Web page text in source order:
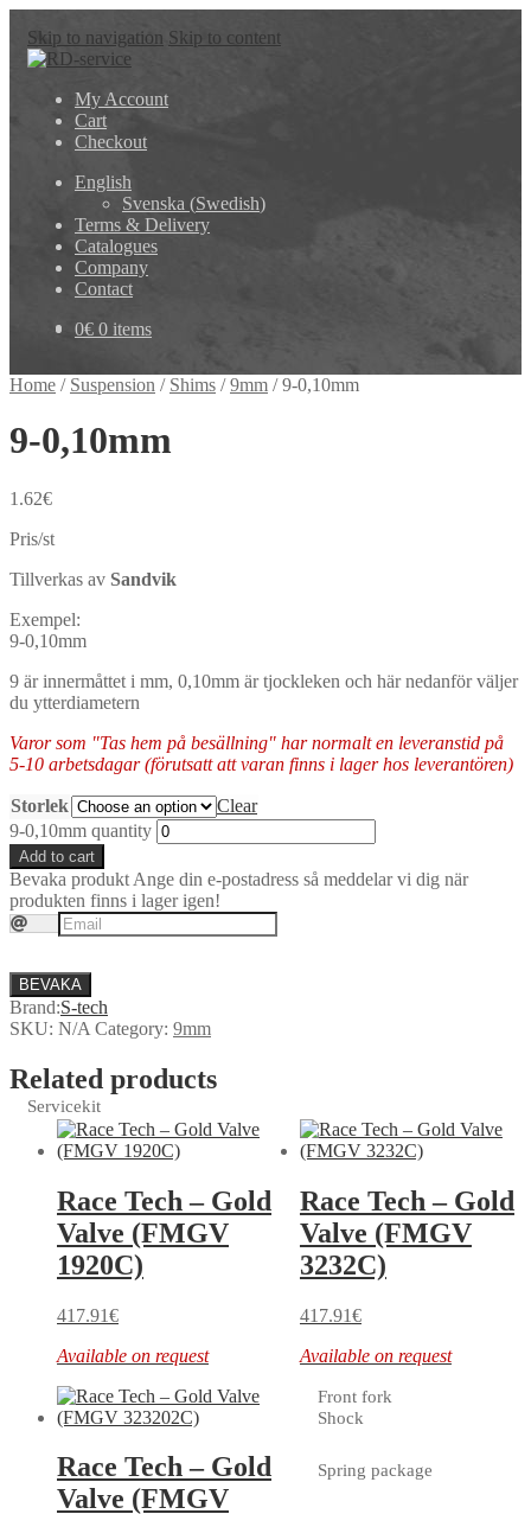
Skip to navigation Skip to content
My Account
Cart
Checkout
English
Svenska (Swedish)
Terms & Delivery
Catalogues
Company
Contact
0€ 0 items
Home / Suspension / Shims /9mm /9-0,10mm
9-0,10mm
1.62€
Pris/st
Tillverkas av Sandvik
Exempel:
9-0,10mm
9 är innermåttet i mm, 0,10mm är tjockleken och här nedanför väljer
du ytterdiametern
Varor som "Tas hem på besällning" har normalt en leveranstid på
5-10 arbetsdagar (förutsatt att varan finns i lager hos leverantören)
Storlek
Clear
9-0,10mm quantity
Add to cart
Bevaka produkt Ange din e-postadress så meddelar vi dig när
produkten finns i lager igen!
BEVAKA
Brand:S-tech
SKU: N/A Category: 9mm
Related products
Race Tech – Gold
Valve (FMGV
1920C)
417.91€
Available on request
Race Tech – Gold
Valve (FMGV
3232C)
417.91€
Available on request
Race Tech – Gold
Valve (FMGV
Servicekit
Front fork
Shock
Spring package